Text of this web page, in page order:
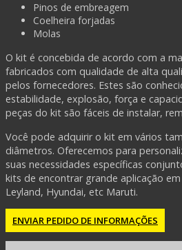
Pinos de embreagem
Coelheira forjadas
Molas
O kit é concebida de acordo com a
fabricados com qualidade de alta
pelos fornecedores. Estes são
estabilidade, explosão, força e
peças do kit são fáceis de instalar,
Você pode adquirir o kit em vários
diâmetros. Oferecemos para
suas necessidades específicas
kits de encontrar grande aplicação
Leyland, Hyundai, etc Maruti.
ENVIAR PEDIDO DE INFORMAÇÕES